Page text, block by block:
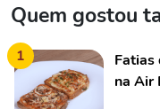
Quem gostou
1
Fatias
na Air